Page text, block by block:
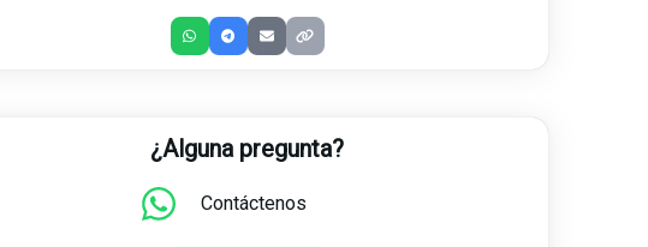
¿Alguna pregunta?
Contáctenos